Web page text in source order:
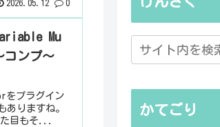
2026.05.12 0
Mu
コンプ～
プラグイン
ありますね。
た目もそ...
かてごり